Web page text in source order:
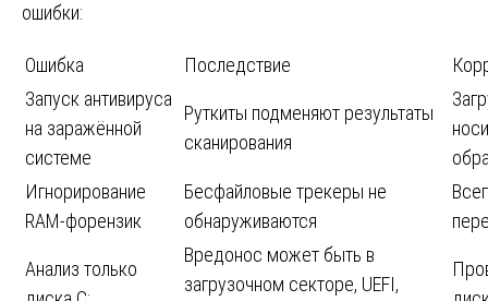
ошибки:
Ошибка Последствие
Запуск антивируса
на заражённой
системе
Руткиты подменяют результаты
сканирования
Игнорирование
RAM-форензик
Бесфайловые трекеры не
обнаруживаются
Анализ только
Вредонос может быть в
загрузочном секторе, UEFI,